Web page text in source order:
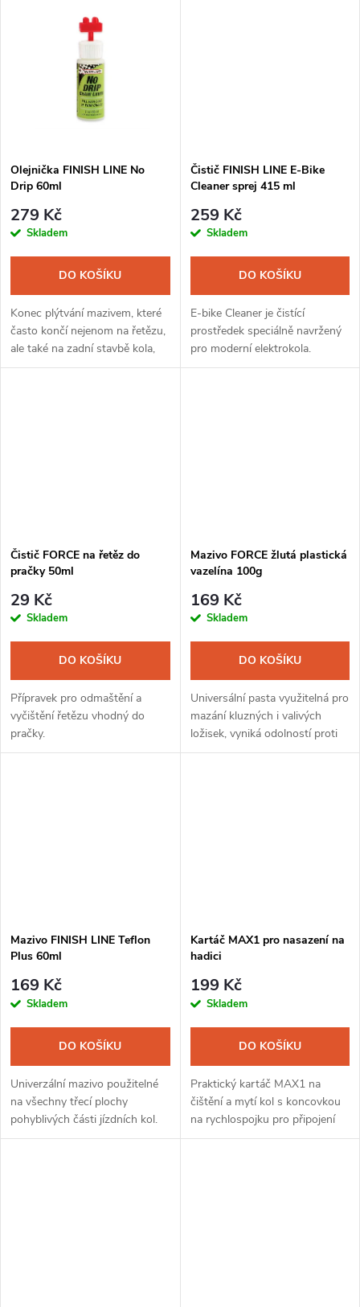
Olejnička FINISH LINE No
Drip 60ml
279 Kč
Skladem
DO KOŠÍKU
Konec plýtvání mazivem, které
často končí nejenom na řetězu,
ale také na zadní stavbě kola,
ráfcích nebo na podlaze garáže!
Čistič FINISH LINE E-Bike
Cleaner sprej 415 ml
259 Kč
Skladem
DO KOŠÍKU
E-bike Cleaner je čistící
prostředek speciálně navržený
pro moderní elektrokola.
Odstraní veškerou špínu a
Čistič FORCE na řetěz do
pračky 50ml
29 Kč
Skladem
DO KOŠÍKU
Přípravek pro odmaštění a
vyčištění řetězu vhodný do
pračky.
Mazivo FORCE žlutá plastická
vazelína 100g
169 Kč
Skladem
DO KOŠÍKU
Universální pasta využitelná pro
mazání kluzných i valivých
ložisek, vyniká odolností proti
vodě a díky tomu zajistí všem
Mazivo FINISH LINE Teflon
Plus 60ml
169 Kč
Skladem
DO KOŠÍKU
Univerzální mazivo použitelné
na všechny třecí plochy
pohyblivých části jízdních kol.
Velmi dobře odolává tlaku,
Kartáč MAX1 pro nasazení na
hadici
199 Kč
Skladem
DO KOŠÍKU
Praktický kartáč MAX1 na
čištění a mytí kol s koncovkou
na rychlospojku pro připojení
hadice s vodou.Součástí